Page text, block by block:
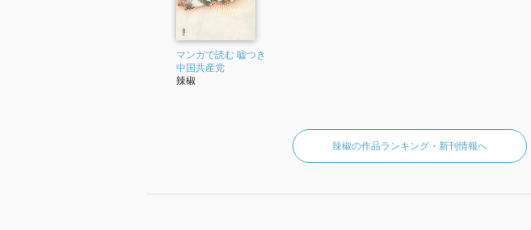
マンガで読む 嘘つき
中国共産党
辣椒
辣椒の作品ランキング・新刊情報へ